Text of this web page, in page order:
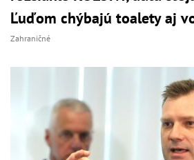
Ľuďom chýbajú toalety aj
Zahraničné